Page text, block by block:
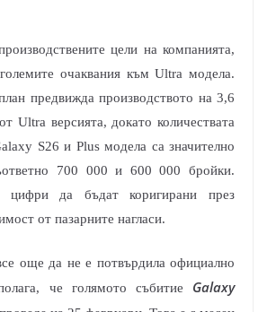
цели на компанията,
очаквания към Ultra модела.
предвижда производството на 3,6
Ultra версията, докато количествата
S26 и Plus модела са значително
700 000 и 600 000 бройки.
цифри да бъдат коригирани през
от пазарните нагласи.
още да не е потвърдила официално
че голямото събитие Galaxy